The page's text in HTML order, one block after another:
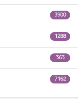
3900
1288
363
7162